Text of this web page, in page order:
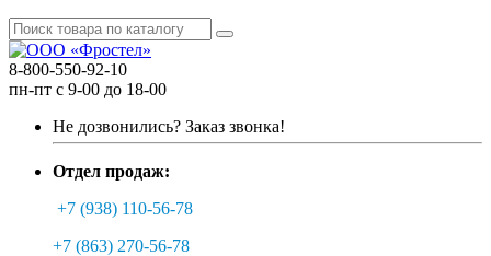
8-800-550-92-10
пн-пт с 9-00 до 18-00
Не дозвонились? Заказ звонка!
Отдел продаж:
+7 (938) 110-56-78
+7 (863) 270-56-78